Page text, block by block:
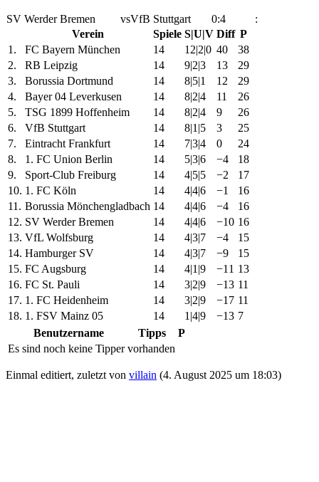
SV Werder Bremen vsVfB Stuttgart 0:4
:
Verein
Spiele S|U|V Diff P
1.
FC Bayern München 14 12|2|0 40
38
2.
RB Leipzig 14 9|2|3 13
29
3.
Borussia Dortmund 14 8|5|1 12
29
4.
Bayer 04 Leverkusen 14 8|2|4 11
26
5.
TSG 1899 Hoffenheim 14 8|2|4 9
26
6.
VfB Stuttgart 14 8|1|5 3
25
7.
Eintracht Frankfurt 14 7|3|4 0
24
8.
1. FC Union Berlin 14 5|3|6 −4
18
9.
Sport-Club Freiburg 14 4|5|5 −2
17
10. 1. FC Köln 14 4|4|6 −1
16
11. Borussia Mönchengladbach 14 4|4|6 −4
16
12. SV Werder Bremen 14 4|4|6 −10 16
13. VfL Wolfsburg 14 4|3|7 −4
15
14. Hamburger SV 14 4|3|7 −9
15
15. FC Augsburg 14 4|1|9 −11 13
16. FC St. Pauli 14 3|2|9 −13 11
17. 1. FC Heidenheim 14 3|2|9 −17 11
18. 1. FSV Mainz 05 14 1|4|9 −13 7
Benutzername
Tipps
P
Es sind noch keine Tipper vorhanden
Einmal editiert, zuletzt von villain (4. August 2025 um 18:03)